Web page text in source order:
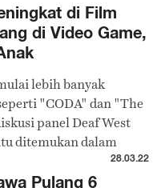
di Film
di Video Game,
lebih banyak
"CODA" dan "The
panel Deaf West
ditemukan dalam
pertunjukan.
28.03.22
Pulang 6